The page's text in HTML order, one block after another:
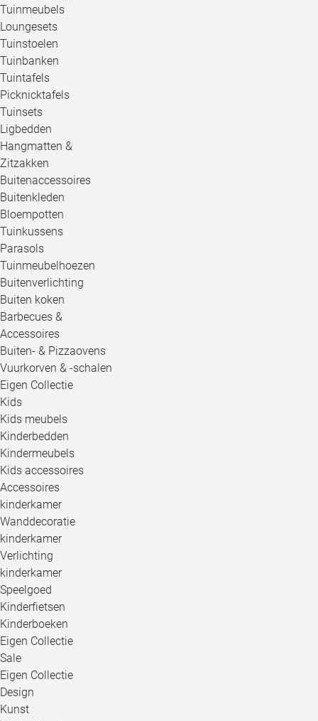
Tuinmeubels
Loungesets
Tuinstoelen
Tuinbanken
Tuintafels
Picknicktafels
Tuinsets
Ligbedden
Hangmatten &
Zitzakken
Buitenaccessoires
Buitenkleden
Bloempotten
Tuinkussens
Parasols
Tuinmeubelhoezen
Buitenverlichting
Buiten koken
Barbecues &
Accessoires
Buiten- & Pizzaovens
Vuurkorven & -schalen
Eigen Collectie
Kids
Kids meubels
Kinderbedden
Kindermeubels
Kids accessoires
Accessoires
kinderkamer
Wanddecoratie
kinderkamer
Verlichting
kinderkamer
Speelgoed
Kinderfietsen
Kinderboeken
Eigen Collectie
Sale
Eigen Collectie
Design
Kunst